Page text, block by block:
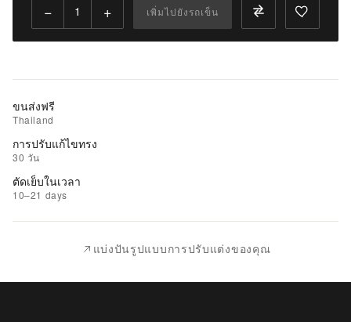
เปรียบ
− + เพิ่มไปยังรถเข็น
ขนส่งฟรี
Thailand
การปรับแก้ไขทรง
30 วัน
ตัดเย็บในเวลา
10–21 days
แบ่งปันรูปแบบการปรับแต่งของคุณ